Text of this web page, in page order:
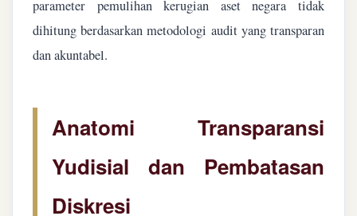
parameter pemulihan kerugian aset negara tidak
dihitung berdasarkan metodologi audit yang transparan
dan akuntabel.
Anatomi Transparansi
Yudisial dan Pembatasan
Diskresi